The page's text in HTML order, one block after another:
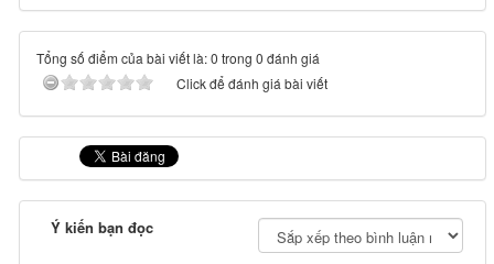
Tổng số điểm của bài viết là: 0 trong 0 đánh giá
Click để đánh giá bài viết
Ý kiến bạn đọc